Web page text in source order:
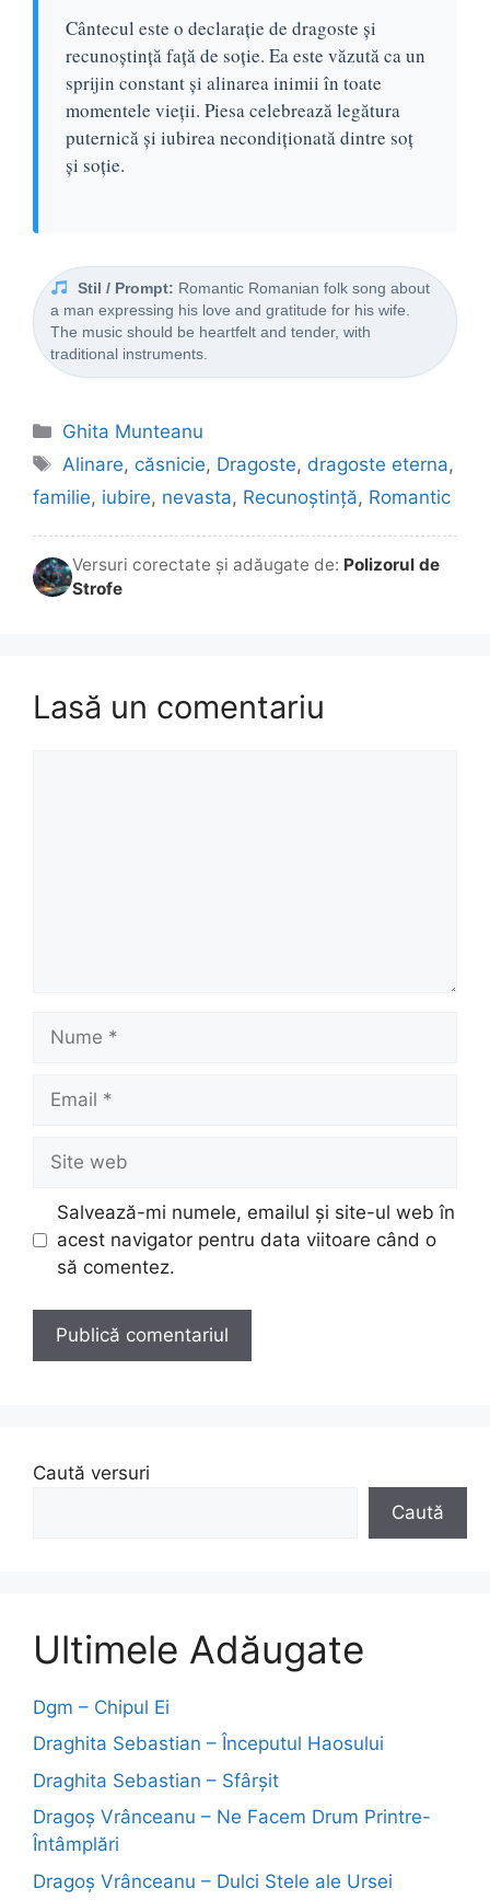
Cântecul este o declarație de dragoste și
recunoștință față de soție. Ea este văzută ca un
sprijin constant și alinarea inimii în toate
momentele vieții. Piesa celebrează legătura
puternică și iubirea necondiționată dintre soț
și soție.
Stil / Prompt: Romantic Romanian folk song about
a man expressing his love and gratitude for his wife.
The music should be heartfelt and tender, with
traditional instruments.
Categorii
Ghita Munteanu
Etichete
Alinare, căsnicie, Dragoste, dragoste eterna,
familie, iubire, nevasta, Recunoștință, Romantic
Versuri corectate și adăugate de: Polizorul de
Strofe
Lasă un comentariu
Nume
Email
Site
web
Salvează-mi numele, emailul și site-ul web în
acest navigator pentru data viitoare când o
să comentez.
Caută versuri
Caută
Ultimele Adăugate
Dgm – Chipul Ei
Draghita Sebastian – Începutul Haosului
Draghita Sebastian – Sfârșit
Dragoş Vrânceanu – Ne Facem Drum Printre-
Întâmplări
Dragoş Vrânceanu – Dulci Stele ale Ursei